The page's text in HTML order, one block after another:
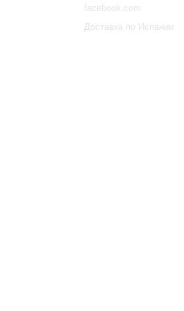
facebook.com
Доставка по Испании